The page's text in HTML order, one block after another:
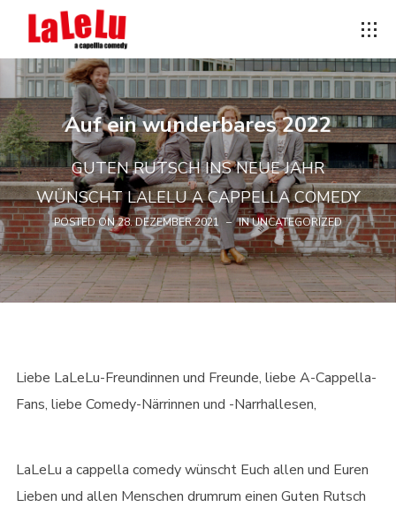
Auf ein wunderbares 2022
GUTEN RUTSCH INS NEUE JAHR
WÜNSCHT LALELU A CAPPELLA COMEDY
POSTED ON28. DEZEMBER 2021 INUNCATEGORIZED
Liebe LaLeLu-Freundinnen und Freunde, liebe A-Cappella-
Fans, liebe Comedy-Närrinnen und -Narrhallesen,
LaLeLu a cappella comedy wünscht Euch allen und Euren
Lieben und allen Menschen drumrum einen Guten Rutsch